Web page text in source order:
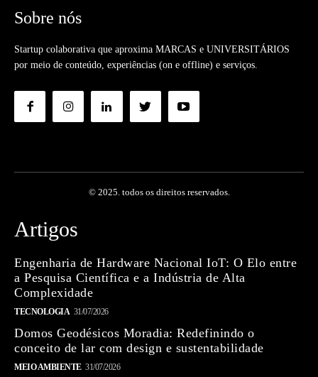
Sobre nós
Startup colaborativa que aproxima MARCAS e UNIVERSITÁRIOS
por meio de conteúdo, experiências (on e offline) e serviços.
© 2025. todos os direitos reservados.
Artigos
Engenharia de Hardware Nacional IoT: O Elo entre
a Pesquisa Científica e a Indústria de Alta
Complexidade
TECNOLOGIA 31/07/2026
Domos Geodésicos Moradia: Redefinindo o
conceito de lar com design e sustentabilidade
MEIO AMBIENTE 31/07/2026